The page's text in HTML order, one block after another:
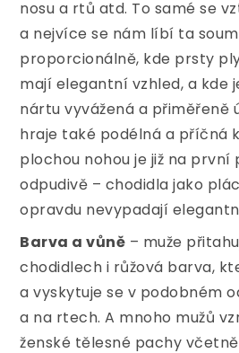
nosu a rtů atd. To samé se
a nejvíce se nám líbí ta
proporcionálně, kde prsty
mají elegantní vzhled, a kde
nártu vyvážená a přiměřeně
hraje také podélná a příčná
plochou nohou je již na první
odpudivě – chodidla jako
opravdu nevypadají
Barva a vůně – muže
chodidlech i růžová barva,
a vyskytuje se v podobném
a na rtech. A mnoho mužů
ženské tělesné pachy